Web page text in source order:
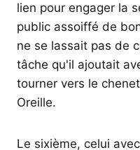
lien pour engager la
public assoiffé de
ne se lassait pas de
tâche qu'il ajoutait
tourner vers le
Oreille.
Le sixième, celui